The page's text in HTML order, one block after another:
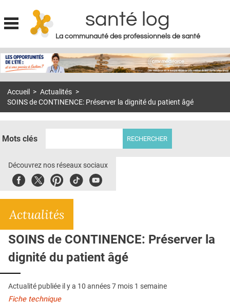
Jump to navigation
santé log
La communauté des professionnels de santé
MON COMPTE
S'ABONNER À LA REVUE SOIN À DOMICILE
DOSSIERS
E-REVUE SAD
L'APP
QUI SOMMES-NOUS ?
PUBLICITÉ
CONDITIONS GÉNÉRALES
CONTACT
Accueil > Actualités >
SOINS de CONTINENCE: Préserver la dignité du patient âgé
Mots clés
Découvrez nos réseaux sociaux
FacebookTwitterPinterest
TiktokYoubute
Actualités
SOINS de CONTINENCE: Préserver la
dignité du patient âgé
Actualité publiée il y a 10 années 7 mois 1 semaine
Fiche technique